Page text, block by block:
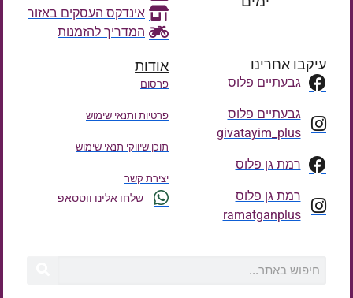
אינדקס העסקים באזור
המדריך להזמנות
עיקבו אחרינו
גבעתיים פלוס
גבעתיים פלוס
givatayim_plus
רמת גן פלוס
רמת גן פלוס
ramatganplus
אודות
פרסום
פרטיות ותנאי שימוש
תוכן שיווקי תנאי שימוש
יצירת קשר
שלחו אלינו ווטסאפ